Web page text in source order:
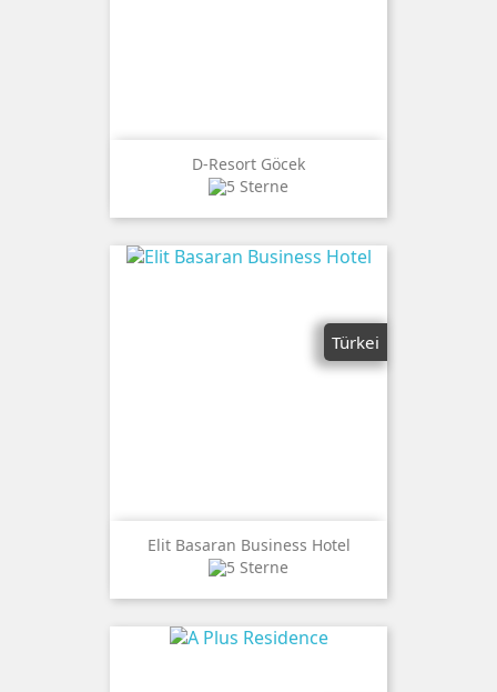
D-Resort Göcek
Türkei
Elit Basaran Business Hotel